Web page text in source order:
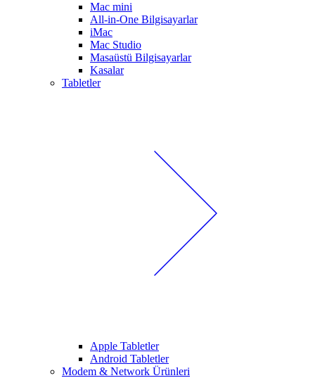
Mac mini
All-in-One Bilgisayarlar
iMac
Mac Studio
Masaüstü Bilgisayarlar
Kasalar
Tabletler
Apple Tabletler
Android Tabletler
Modem & Network Ürünleri